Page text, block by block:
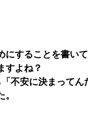
することを書いて
すよね？
不安に決まって